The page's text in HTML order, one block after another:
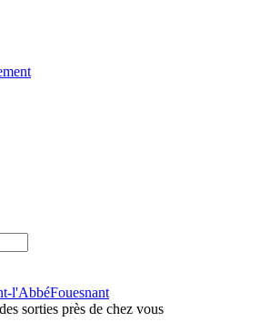
l'AbbéFouesnant
sorties près de chez vous